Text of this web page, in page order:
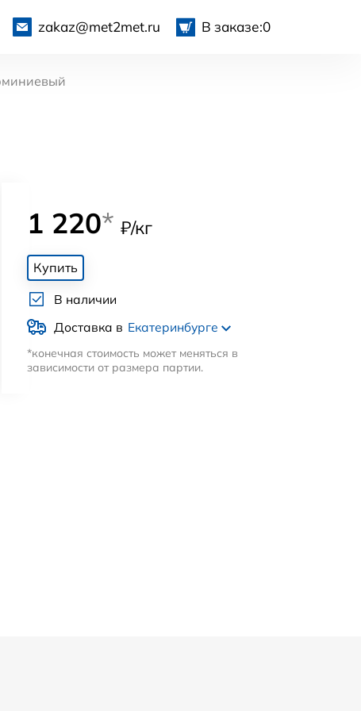
zakaz@met2met.ru В заказе:0
1 220* ₽/кг
Купить
В наличии
Доставка в Екатеринбурге
*конечная стоимость может меняться в
зависимости от размера партии.